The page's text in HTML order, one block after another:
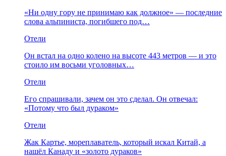
«Ни одну гору не принимаю как должное» — последние
слова альпиниста, погибшего под…
Отели
Он встал на одно колено на высоте 443 метров — и это
стоило им восьми уголовных…
Отели
Его спрашивали, зачем он это сделал. Он отвечал:
«Потому что был дураком»
Отели
Жак Картье, мореплаватель, который искал Китай, а
нашёл Канаду и «золото дураков»